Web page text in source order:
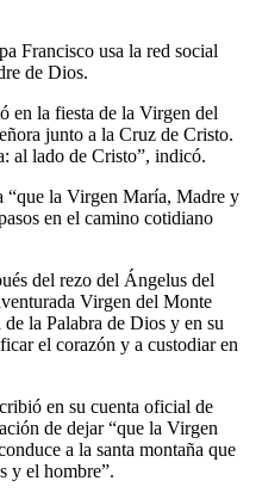
Francisco usa la red social
de Dios.
en la fiesta de la Virgen del
junto a la Cruz de Cristo.
al lado de Cristo”, indicó.
“que la Virgen María, Madre y
en el camino cotidiano
del rezo del Ángelus del
Virgen del Monte
la Palabra de Dios y en su
el corazón y a custodiar en
en su cuenta oficial de
de dejar “que la Virgen
a la santa montaña que
y el hombre”.